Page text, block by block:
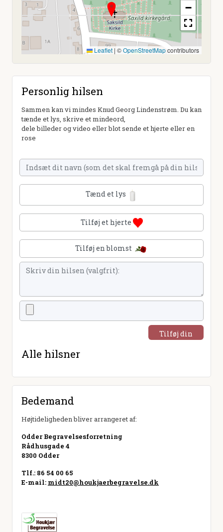
−
Leaflet | ©OpenStreetMapcontributors
Personlig hilsen
Sammen kan vi mindes Knud Georg Lindenstrøm. Du kan
tænde et lys, skrive et mindeord,
dele billeder og video eller blot sende et hjerte eller en
rose
Tænd et lys
Tilføj et hjerte
Tilføj en blomst
Tilføj din
Alle hilsner
Bedemand
Højtideligheden bliver arrangeret af:
Odder Begravelsesforretning
Rådhusgade 4
8300 Odder
Tlf.: 86 54 00 65
E-mail: midt20@houkjaerbegravelse.dk